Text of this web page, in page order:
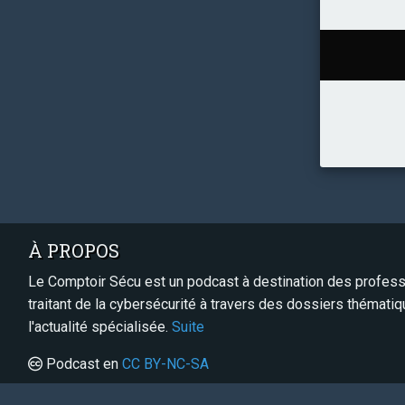
À PROPOS
Le Comptoir Sécu est un podcast à destination des
traitant de la cybersécurité à travers des dossiers
l'actualité spécialisée. Suite
Podcast en CC BY-NC-SA